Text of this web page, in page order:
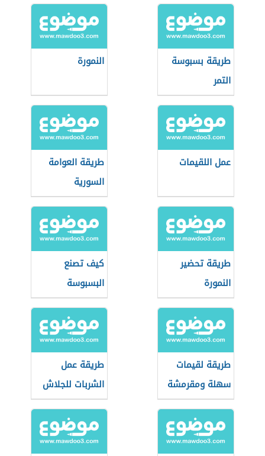
طريقة بسبوسة
التمر
النمورة
عمل اللقيمات
طريقة العوامة
السورية
طريقة تحضير
النمورة
كيف تصنع
البسبوسة
طريقة لقيمات
سهلة ومقرمشة
طريقة عمل
الشربات للجلاش